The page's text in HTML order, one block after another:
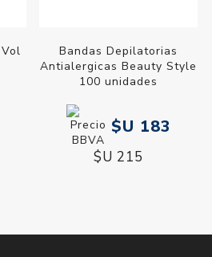
Bandas Depilatorias
Antialergicas Beauty Style
100 unidades
$U 183
$U 215